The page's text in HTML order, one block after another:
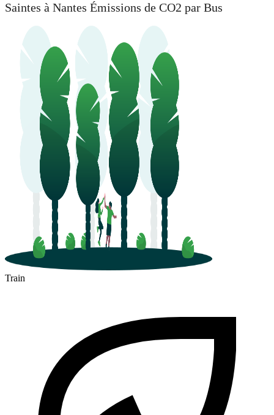
Saintes à Nantes Émissions de CO2 par Bus
Train